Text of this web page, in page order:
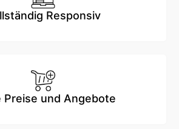
Responsiv
Preise und Angebote